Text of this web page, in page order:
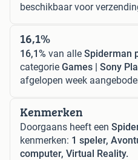
beschikbaar voor
16,1%
16,1% van alle Spiderman
categorie Games | Sony
afgelopen week
Kenmerken
Doorgaans heeft een
kenmerken: 1 speler,
computer, Virtual Reality.